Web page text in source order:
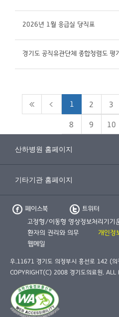
2026년 1월 응급실 당직표
1 2 3
8 9 10
페이스북
트위터
고정형/이동형 영상정보처리기기
환자의 권리와 의무
개인정
웹메일
우.11671 경기도 의정부시 흥선로 142 (의
COPYRIGHT(C) 2008 경기도의료원. ALL